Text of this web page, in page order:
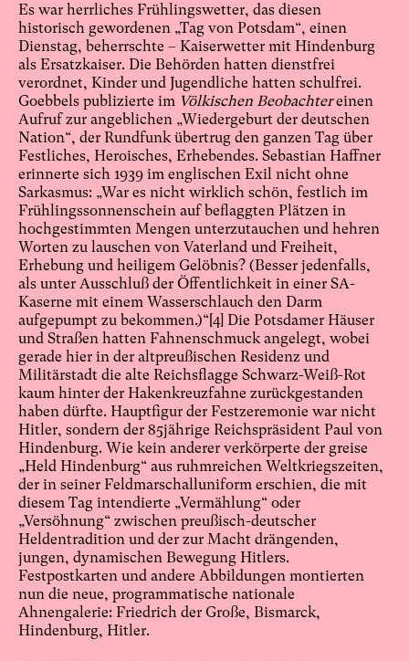
Es war herrliches Frühlingswetter, das diesen
historisch gewordenen „Tag von Potsdam“, einen
Dienstag, beherrschte – Kaiserwetter mit Hindenburg
als Ersatzkaiser. Die Behörden hatten dienstfrei
verordnet, Kinder und Jugendliche hatten schulfrei.
Goebbels publizierte im Völkischen Beobachtereinen
Aufruf zur angeblichen „Wiedergeburt der deutschen
Nation“, der Rundfunk übertrug den ganzen Tag über
Festliches, Heroisches, Erhebendes. Sebastian Haffner
erinnerte sich 1939 im englischen Exil nicht ohne
Sarkasmus: „War es nicht wirklich schön, festlich im
Frühlingssonnenschein auf beflaggten Plätzen in
hochgestimmten Mengen unterzutauchen und hehren
Worten zu lauschen von Vaterland und Freiheit,
Erhebung und heiligem Gelöbnis? (Besser jedenfalls,
als unter Ausschluß der Öffentlichkeit in einer SA-
Kaserne mit einem Wasserschlauch den Darm
aufgepumpt zu bekommen.)“ [4] Die Potsdamer Häuser
und Straßen hatten Fahnenschmuck angelegt, wobei
gerade hier in der altpreußischen Residenz und
Militärstadt die alte Reichsflagge Schwarz-Weiß-Rot
kaum hinter der Hakenkreuzfahne zurückgestanden
haben dürfte. Hauptfigur der Festzeremonie war nicht
Hitler, sondern der 85jährige Reichspräsident Paul von
Hindenburg. Wie kein anderer verkörperte der greise
„Held Hindenburg“ aus ruhmreichen Weltkriegszeiten,
der in seiner Feldmarschalluniform erschien, die mit
diesem Tag intendierte „Vermählung“ oder
„Versöhnung“ zwischen preußisch-deutscher
Heldentradition und der zur Macht drängenden,
jungen, dynamischen Bewegung Hitlers.
Festpostkarten und andere Abbildungen montierten
nun die neue, programmatische nationale
Ahnengalerie: Friedrich der Große, Bismarck,
Hindenburg, Hitler.